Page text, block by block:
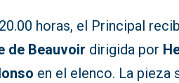
horas, el Principal
de Beauvoir dirigida por
en el elenco. La pieza